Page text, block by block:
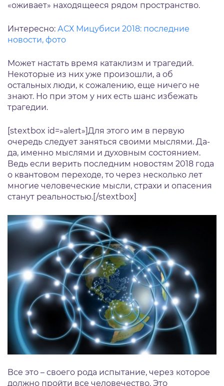
«оживает» находящееся рядом пространство.
Интересно: АСХ Мицубиси 2018: последние
новости, фото
Может настать время катаклизм и трагедий.
Некоторые из них уже произошли, а об
остальных люди, к сожалению, еще ничего не
знают. Но при этом у них есть шанс избежать
трагедии.
[stextbox id=»alert»]Для этого им в первую
очередь следует заняться своими мыслями. Да-
да, именно мыслями и духовным состоянием.
Ведь если верить последним новостям 2018 года
о квантовом переходе, то через несколько лет
многие человеческие мысли, страхи и опасения
станут реальностью.[/stextbox]
Все это – своего рода испытание, через которое
должно пройти все человечество. Это